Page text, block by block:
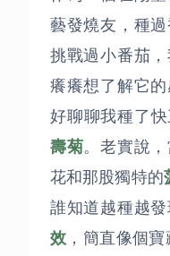
藝發燒友，種
挑戰過小番茄
癢癢想了解它
好聊聊我種了
壽菊。老實說
花和那股獨特的
誰知道越種越
效 ，簡直像個寶